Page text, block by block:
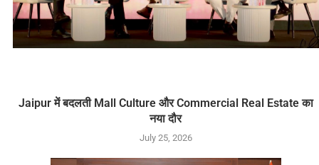
Jaipur में बदलती Mall Culture और Commercial Real Estate का
नया दौर
July 25, 2026